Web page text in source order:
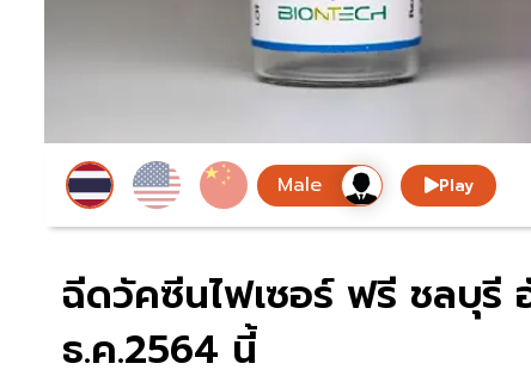
Play
ฉีดวัคซีนไฟเซอร์ ฟรี ชลบุ
ธ.ค.2564 นี้